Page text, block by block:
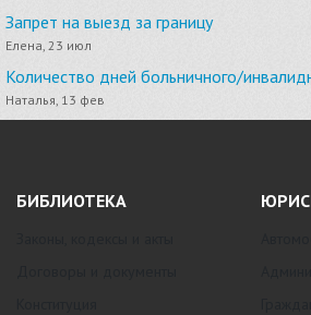
Запрет на выезд за границу
Елена, 23 июл
Количество дней больничного/
Наталья, 13 фев
БИБЛИОТЕКА